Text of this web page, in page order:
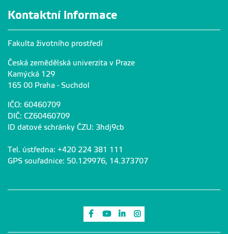
Kontaktní informace
Fakulta životního prostředí
Česká zemědělská univerzita v Praze
Kamýcká 129
165 00 Praha - Suchdol
IČO: 60460709
DIČ: CZ60460709
ID datové schránky ČZU: 3hdj9cb
Tel. ústředna: +420 224 381 111
GPS souřadnice: 50.129976, 14.373707
Odkaz na Facebook
Odkaz na Youtube
Odkaz na LinkedIn